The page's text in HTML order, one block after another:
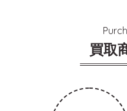
買取